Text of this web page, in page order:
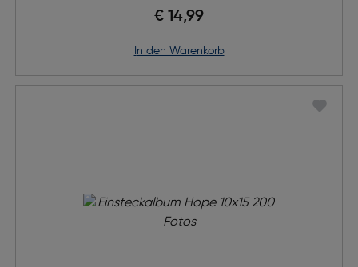
€ 14,99
in den Warenkorb